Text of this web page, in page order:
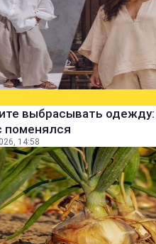
выбрасывать
поменялся
14:58